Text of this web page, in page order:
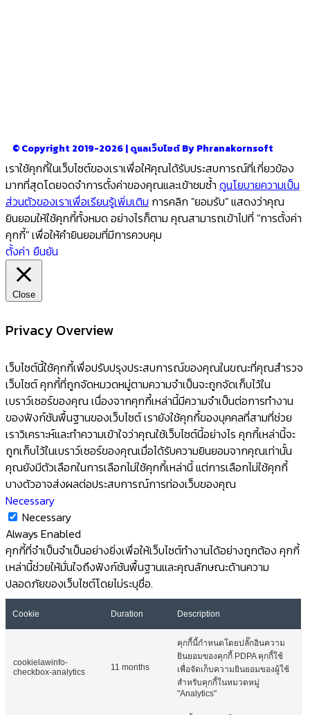
© Copyright 2019-2026 | ดูแลเว็บไซต์ By Phranakornsoft
เราใช้คุกกี้ในเว็บไซต์ของเราเพื่อให้คุณได้รับประสบการณ์ที่เกี่ยวข้อง
มากที่สุดโดยจดจำการตั้งค่าของคุณและเข้าชมซ้ำ ดูนโยบายความเป็น
ส่วนตัวของเราเพื่อเรียนรู้เพิ่มเติม การคลิก "ยอมรับ" แสดงว่าคุณ
ยินยอมให้ใช้คุกกี้ทั้งหมด อย่างไรก็ตาม คุณสามารถเข้าไปที่ "การตั้งค่า
คุกกี้" เพื่อให้คำยินยอมที่มีการควบคุม
ตั้งค่า ยืนยัน
Close
Privacy Overview
เว็บไซต์นี้ใช้คุกกี้เพื่อปรับปรุงประสบการณ์ของคุณในขณะที่คุณสำรวจ
เว็บไซต์ คุกกี้ที่ถูกจัดหมวดหมู่ตามความจำเป็นจะถูกจัดเก็บไว้ใน
เบราว์เซอร์ของคุณ เนื่องจากคุกกี้เหล่านี้มีความจำเป็นต่อการทำงาน
ของฟังก์ชันพื้นฐานของเว็บไซต์ เรายังใช้คุกกี้ของบุคคลที่สามที่ช่วย
เราวิเคราะห์และทำความเข้าใจว่าคุณใช้เว็บไซต์นี้อย่างไร คุกกี้เหล่านี้จะ
ถูกเก็บไว้ในเบราว์เซอร์ของคุณเมื่อได้รับความยินยอมจากคุณเท่านั้น
คุณยังมีตัวเลือกในการเลือกไม่ใช้คุกกี้เหล่านี้ แต่การเลือกไม่ใช้คุกกี้
บางตัวอาจส่งผลต่อประสบการณ์การท่องเว็บของคุณ
Necessary
Necessary
Always Enabled
คุกกี้ที่จำเป็นจำเป็นอย่างยิ่งเพื่อให้เว็บไซต์ทำงานได้อย่างถูกต้อง คุกกี้
เหล่านี้ช่วยให้มั่นใจถึงฟังก์ชันพื้นฐานและคุณลักษณะด้านความ
ปลอดภัยของเว็บไซต์โดยไม่ระบุชื่อ.
Cookie Duration Description
cookielawinfo-
checkbox-analytics
11 months
คุกกี้นี้กำหนดโดยปลั๊กอินความ
ยินยอมของคุกกี้ PDPA คุกกี้ใช้
เพื่อจัดเก็บความยินยอมของผู้ใช้
สำหรับคุกกี้ในหมวดหมู่
"Analytics"